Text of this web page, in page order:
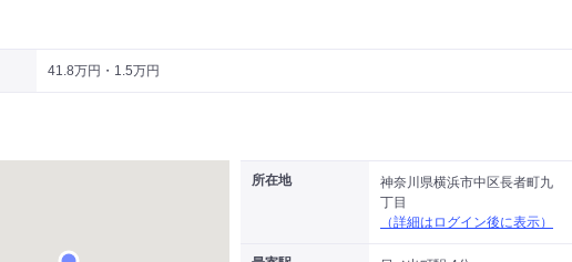
41.8万円・1.5万円
所在地
神奈川県横浜市中区長者町九
丁目
（詳細はログイン後に表示）